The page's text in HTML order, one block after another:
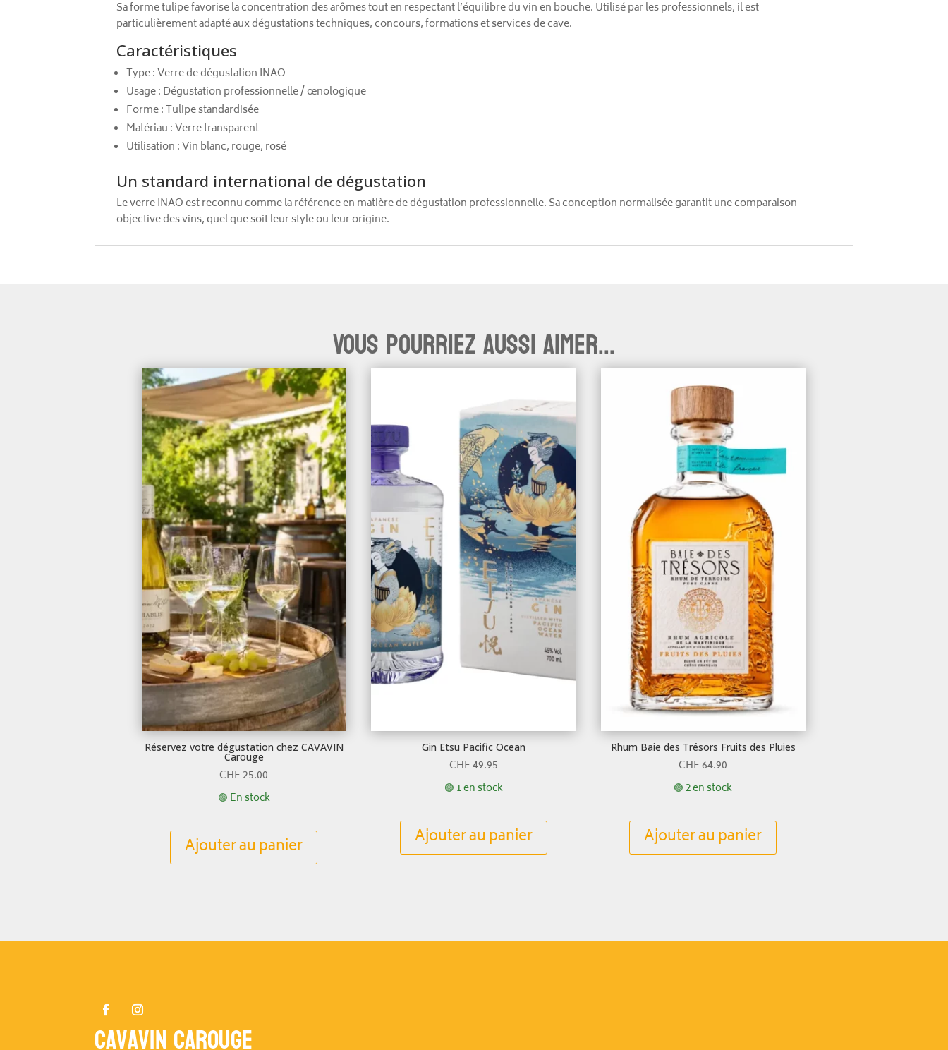
Sa forme tulipe favorise la concentration des arômes tout en respectant l’équilibre du vin en bouche. Utilisé par les professionnels, il est
particulièrement adapté aux dégustations techniques, concours, formations et services de cave.
Caractéristiques
Type : Verre de dégustation INAO
Usage : Dégustation professionnelle / œnologique
Forme : Tulipe standardisée
Matériau : Verre transparent
Utilisation : Vin blanc, rouge, rosé
Un standard international de dégustation
Le verre INAO est reconnu comme la référence en matière de dégustation professionnelle. Sa conception normalisée garantit une comparaison
objective des vins, quel que soit leur style ou leur origine.
Vous pourriez aussi aimer...
Réservez votre dégustation chez CAVAVIN
Carouge
CHF25.00
🟢 En stock
Ajouter au panier
Gin Etsu Pacific Ocean
CHF49.95
🟢 1 en stock
Ajouter au panier
Rhum Baie des Trésors Fruits des Pluies
CHF64.90
🟢 2 en stock
Ajouter au panier
Cavavin Carouge